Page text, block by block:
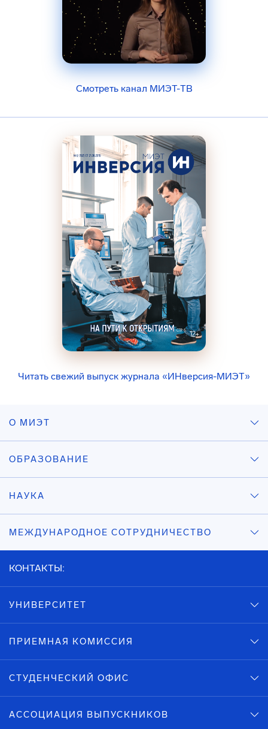
Смотреть канал МИЭТ-ТВ
Читать свежий выпуск журнала «ИНверсия-МИЭТ»
О МИЭТ
ОБРАЗОВАНИЕ
НАУКА
МЕЖДУНАРОДНОЕ СОТРУДНИЧЕСТВО
КОНТАКТЫ:
УНИВЕРСИТЕТ
ПРИЕМНАЯ КОМИССИЯ
СТУДЕНЧЕСКИЙ ОФИС
АССОЦИАЦИЯ ВЫПУСКНИКОВ